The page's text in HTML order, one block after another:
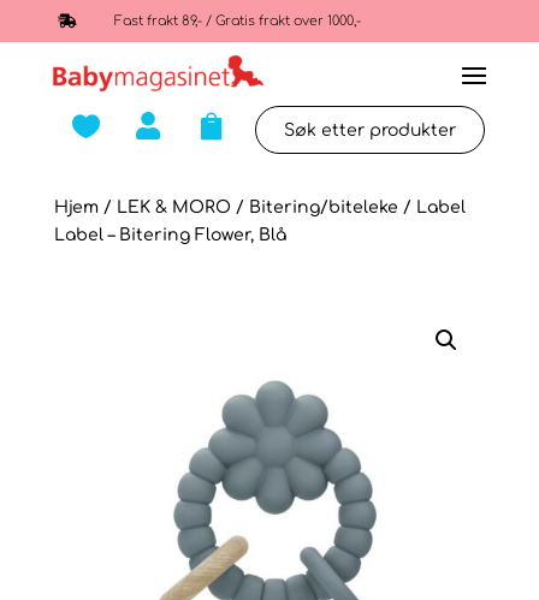
 Fast frakt 89,- / Gratis frakt over 1000,-
  
Hjem/ LEK & MORO / Bitering/biteleke / Label
Label – Bitering Flower, Blå